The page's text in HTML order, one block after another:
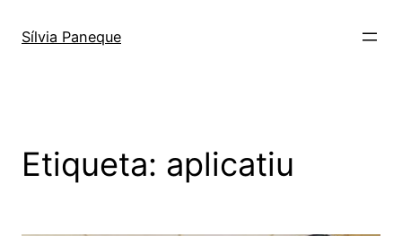
Sílvia Paneque
Etiqueta: aplicatiu